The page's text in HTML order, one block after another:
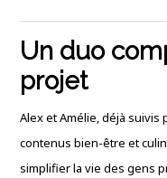
Un duo
projet
Alex et Amélie, déjà suivis
contenus bien-être et
simplifier la vie des gens